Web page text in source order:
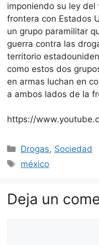
imponiendo su ley
frontera con Estados
un grupo paramilitar
guerra contra las
territorio
como estos dos
en armas luchan en
a ambos lados de la
https://
Categorías
Drogas, Sociedad
Etiquetas
méxico
Deja un